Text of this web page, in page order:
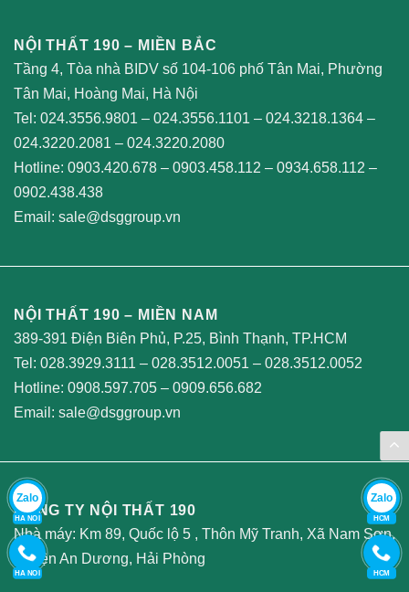
NỘI THẤT 190 – MIỀN BẮC
Tầng 4, Tòa nhà BIDV số 104-106 phố Tân Mai, Phường
Tân Mai, Hoàng Mai, Hà Nội
Tel: 024.3556.9801 – 024.3556.1101 – 024.3218.1364 –
024.3220.2081 – 024.3220.2080
Hotline: 0903.420.678 – 0903.458.112 – 0934.658.112 –
0902.438.438
Email: sale@dsggroup.vn
NỘI THẤT 190 – MIỀN NAM
389-391 Điện Biên Phủ, P.25, Bình Thạnh, TP.HCM
Tel: 028.3929.3111 – 028.3512.0051 – 028.3512.0052
Hotline: 0908.597.705 – 0909.656.682
Email: sale@dsggroup.vn
CÔNG TY NỘI THẤT 190
Nhà máy: Km 89, Quốc lộ 5 , Thôn Mỹ Tranh, Xã Nam Sơn,
Huyện An Dương, Hải Phòng
Zalo
HA NOI
HA NOI
Zalo
HCM
HCM